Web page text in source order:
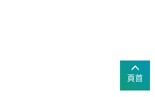
頁首